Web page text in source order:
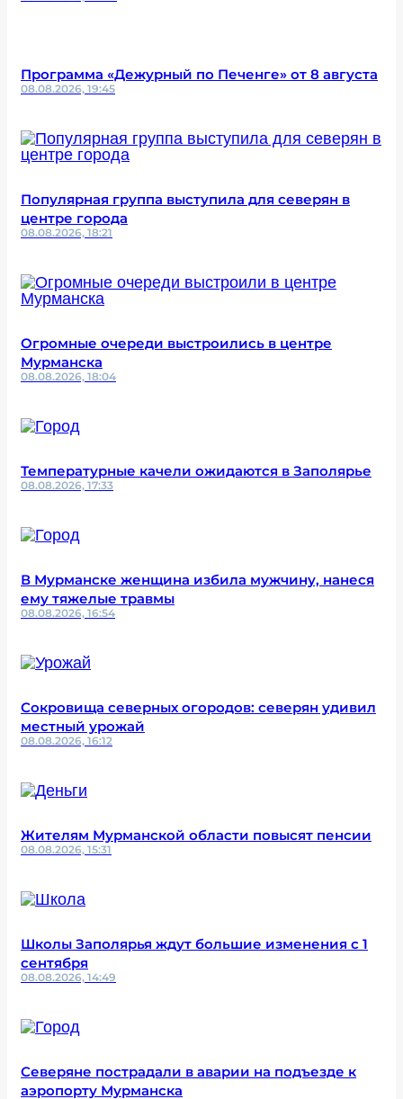
Программа «Дежурный по Печенге» от 8 августа
08.08.2026, 19:45
Популярная группа выступила для северян в
центре города
08.08.2026, 18:21
Огромные очереди выстроились в центре
Мурманска
08.08.2026, 18:04
Температурные качели ожидаются в Заполярье
08.08.2026, 17:33
В Мурманске женщина избила мужчину, нанеся
ему тяжелые травмы
08.08.2026, 16:54
Сокровища северных огородов: северян удивил
местный урожай
08.08.2026, 16:12
Жителям Мурманской области повысят пенсии
08.08.2026, 15:31
Школы Заполярья ждут большие изменения с 1
сентября
08.08.2026, 14:49
Северяне пострадали в аварии на подъезде к
аэропорту Мурманска